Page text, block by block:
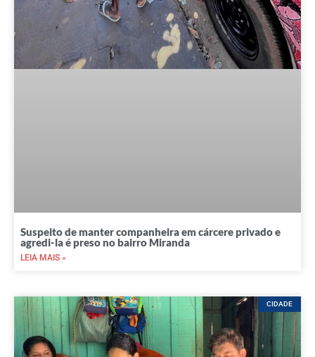
Suspeito de manter companheira em cárcere privado e
agredi-la é preso no bairro Miranda
LEIA MAIS »
CIDADE